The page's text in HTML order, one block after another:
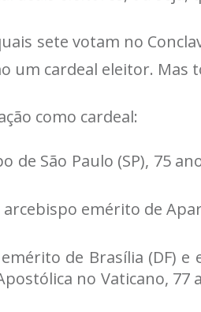
sete votam no
um cardeal eleitor. Mas
como cardeal:
de São Paulo (SP), 75
emérito de
de Brasília (DF)
no Vaticano,